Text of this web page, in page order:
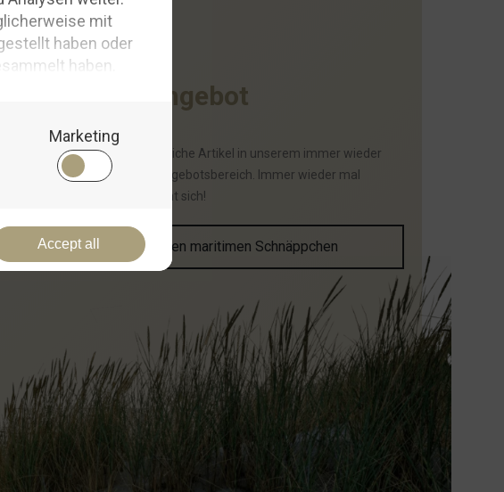
ngebot
Wir haben zahlreiche Artikel in unserem immer wieder
wechselnden Angebotsbereich. Immer wieder mal
reinschauen lohnt sich!
Zu den maritimen Schnäppchen